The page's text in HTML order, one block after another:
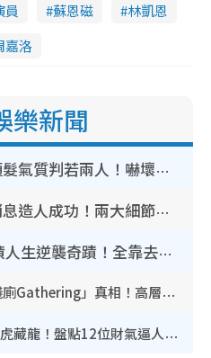
員 蘇恩磁
林凱恩
嘉洛
樂新聞
簡淑兒染金毛剪短頭髮氣質判若兩人！嚇壞老公麥大力都認唔出：「你做咩事？」
湯洛雯傳終於有好消息造人成功！兩大細節曝孕味極濃惹猜測：大肚婆先會咁！
五索親揭10年前負債人生逆襲奇蹟！全靠去一地方轉運後即遇上馬先生
林芊妤親解12年前「殘廁Gathering」真相！高層解約一句話重創尊嚴至今拒返TVB
《愛回家》隱形富豪臥虎藏龍！盤點12位財氣逼人的有錢藝人：呢位靚女3億身家唔憂做